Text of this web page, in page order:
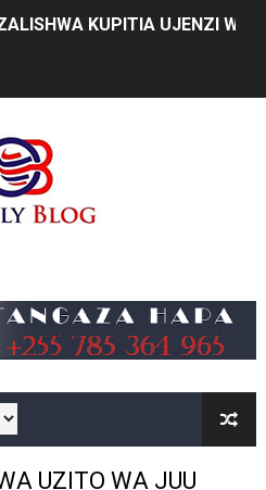
KUPITIA UJENZI WA
NI SHILINGI INAYOPOTEA -
WA JUU KATIKA
YA USHINDANI NA ULINZI WA
ya teknolojia za kisasa
IENDELEE KUTOA
UZITO WA JUU